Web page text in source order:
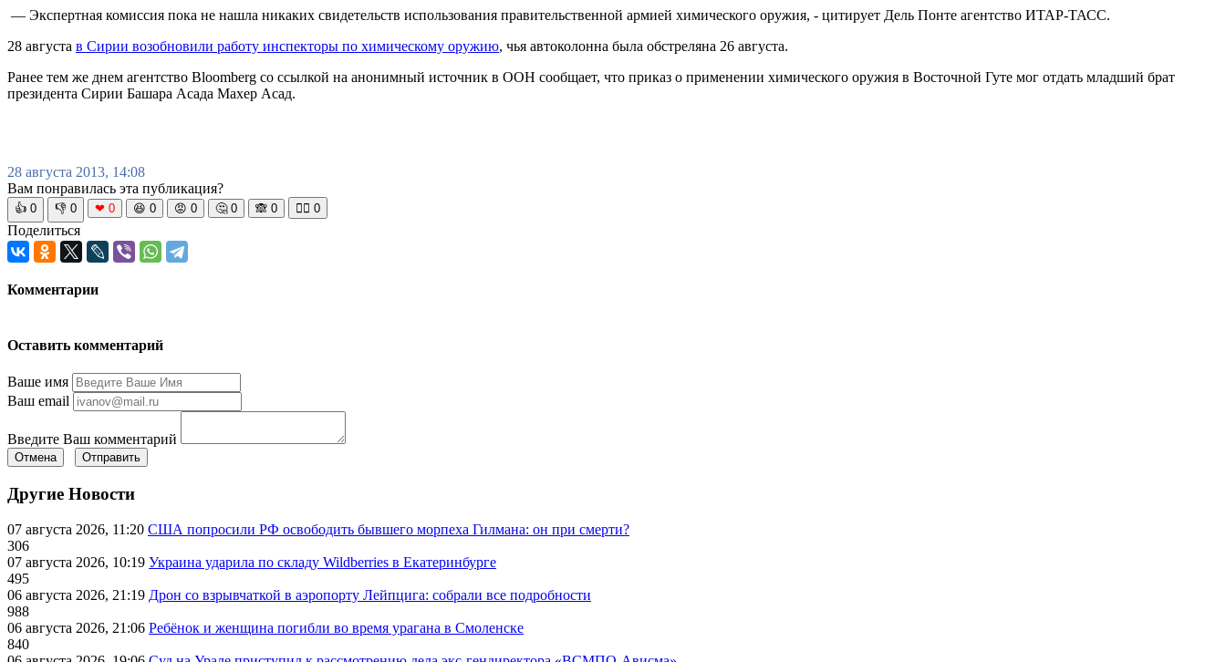
— Экспертная комиссия пока не нашла никаких свидетельств использования правительственной армией химического оружия, - цитирует Дель Понте агентство ИТАР-ТАСС.
28 августа в Сирии возобновили работу инспекторы по химическому оружию, чья автоколонна была обстреляна 26 августа.
Ранее тем же днем агентство Bloomberg со ссылкой на анонимный источник в ООН сообщает, что приказ о применении химического оружия в Восточной Гуте мог отдать младший брат
президента Сирии Башара Асада Махер Асад.
28 августа 2013, 14:08
Вам понравилась эта публикация?
👍 0 👎 0 ❤ 0 😆 0 😡 0 🤔 0 🙈 0 🧘‍♀️ 0
Поделиться
Комментарии
Оставить комментарий
Ваше имя
Ваш email
Введите Ваш комментарий
Отмена Отправить
Другие Новости
07 августа 2026, 11:20 США попросили РФ освободить бывшего морпеха Гилмана: он при смерти?
306
07 августа 2026, 10:19 Украина ударила по складу Wildberries в Екатеринбурге
495
06 августа 2026, 21:19 Дрон со взрывчаткой в аэропорту Лейпцига: собрали все подробности
988
06 августа 2026, 21:06 Ребёнок и женщина погибли во время урагана в Смоленске
840